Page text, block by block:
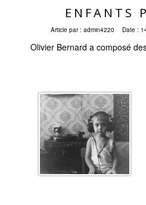
ENFANTS
Article par : admin4220 Date :
Olivier Bernard a composé